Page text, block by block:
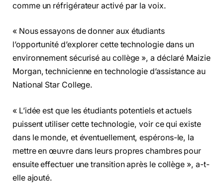
comme un réfrigérateur activé par la voix.
« Nous essayons de donner aux étudiants
l’opportunité d’explorer cette technologie dans un
environnement sécurisé au collège », a déclaré Maizie
Morgan, technicienne en technologie d’assistance au
National Star College.
« L’idée est que les étudiants potentiels et actuels
puissent utiliser cette technologie, voir ce qui existe
dans le monde, et éventuellement, espérons-le, la
mettre en œuvre dans leurs propres chambres pour
ensuite effectuer une transition après le collège », a-t-
elle ajouté.